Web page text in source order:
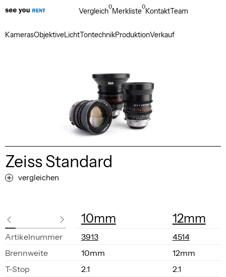
KamerasObjektiveLichtTontechnikProduktionVerkauf
Vergleich0Merkliste0KontaktTeam
Zeiss Standard
vergleichen
Ar­ti­kel­num­mer
Brenn­wei­te
T-Stop
10mm
3913
10mm
2.1
12mm
4514
12mm
2.1